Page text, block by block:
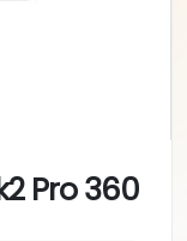
Pro 360